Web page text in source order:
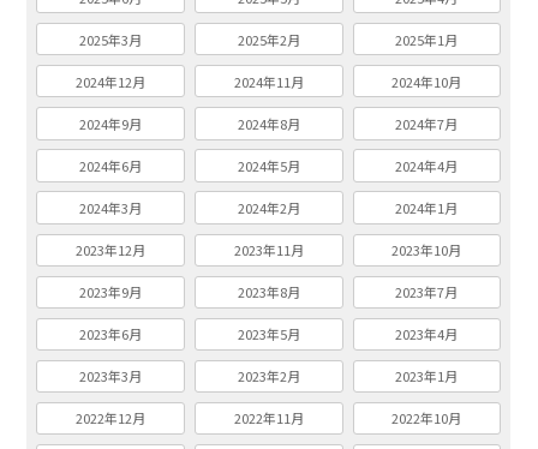
2025年3月 2025年2月 2025年1月
2024年12月 2024年11月 2024年10月
2024年9月 2024年8月 2024年7月
2024年6月 2024年5月 2024年4月
2024年3月 2024年2月 2024年1月
2023年12月 2023年11月 2023年10月
2023年9月 2023年8月 2023年7月
2023年6月 2023年5月 2023年4月
2023年3月 2023年2月 2023年1月
2022年12月 2022年11月 2022年10月